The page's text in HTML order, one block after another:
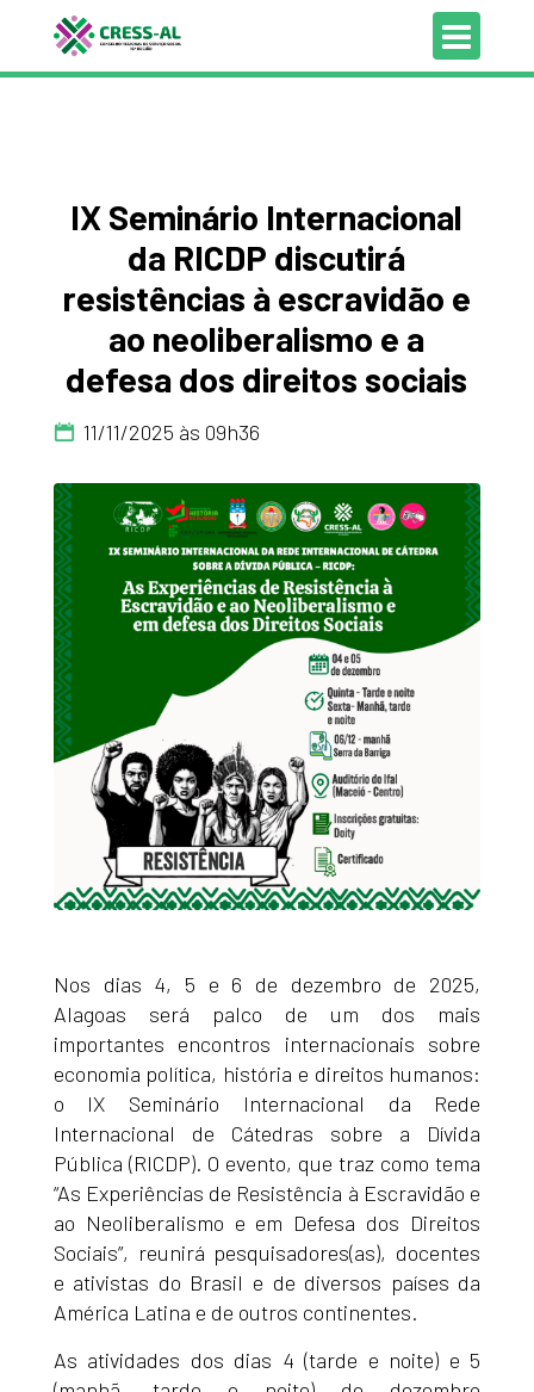
IX Seminário Internacional
da RICDP discutirá
resistências à escravidão e
ao neoliberalismo e a
defesa dos direitos sociais
11/11/2025 às 09h36
Nos dias 4, 5 e 6 de dezembro de 2025,
Alagoas será palco de um dos mais
importantes encontros internacionais sobre
economia política, história e direitos humanos:
o IX Seminário Internacional da Rede
Internacional de Cátedras sobre a Dívida
Pública (RICDP). O evento, que traz como tema
“As Experiências de Resistência à Escravidão e
ao Neoliberalismo e em Defesa dos Direitos
Sociais”, reunirá pesquisadores(as), docentes
e ativistas do Brasil e de diversos países da
América Latina e de outros continentes.
As atividades dos dias 4 (tarde e noite) e 5